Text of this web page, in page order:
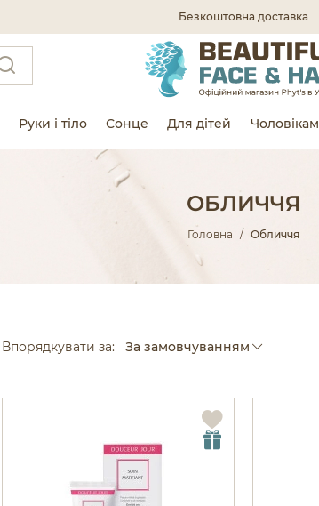
Безкоштовна доставка
Руки і тіло Сонце Для дітей Чоловікам
ОБЛИЧЧЯ
Головна Обличчя
Впорядкувати за: За замовчуванням